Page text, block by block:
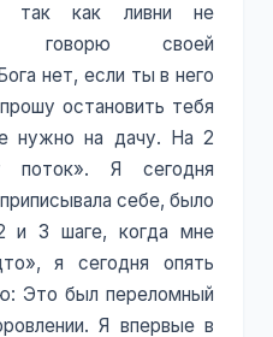
так как ливни не
говорю своей
нет, если ты в него
остановить тебя
нужно на дачу. На 2
поток». Я сегодня
себе, было
и 3 шаге, когда мне
я сегодня опять
Это был переломный
Я впервые в